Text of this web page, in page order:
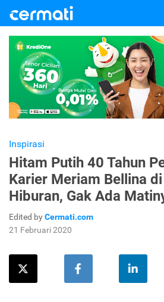
Inspirasi
Hitam Putih 40 Tahun
Karier Meriam Bellina
Hiburan, Gak Ada
Edited byCermati.com
21 Februari 2020